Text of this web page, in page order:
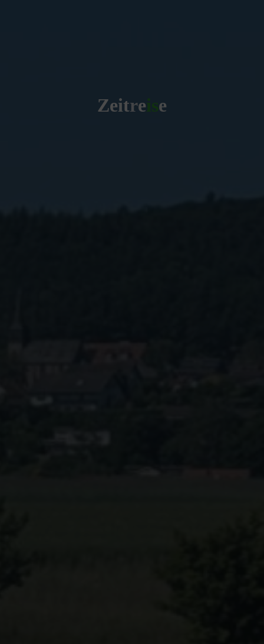
Zeitre se